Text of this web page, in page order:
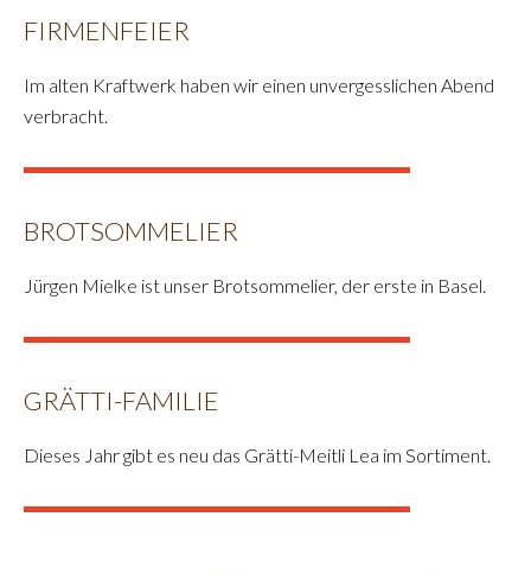
FIRMENFEIER
Im alten Kraftwerk haben wir einen unvergesslichen Abend
verbracht.
BROTSOMMELIER
Jürgen Mielke ist unser Brotsommelier, der erste in Basel.
GRÄTTI-FAMILIE
Dieses Jahr gibt es neu das Grätti-Meitli Lea im Sortiment.